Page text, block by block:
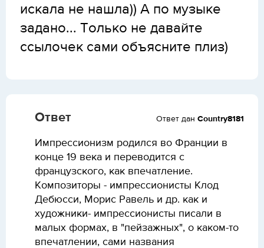
искала не нашла)) А по музыке
задано... Только не давайте
ссылочек сами объясните плиз)
Ответ Ответ дан Country8181
Импрессионизм родился во Франции в
конце 19 века и переводится с
французского, как впечатление.
Композиторы - импрессионисты Клод
Дебюсси, Морис Равель и др. как и
художники- импрессионисты писали в
малых формах, в "пейзажных", о каком-то
впечатлении, сами названия